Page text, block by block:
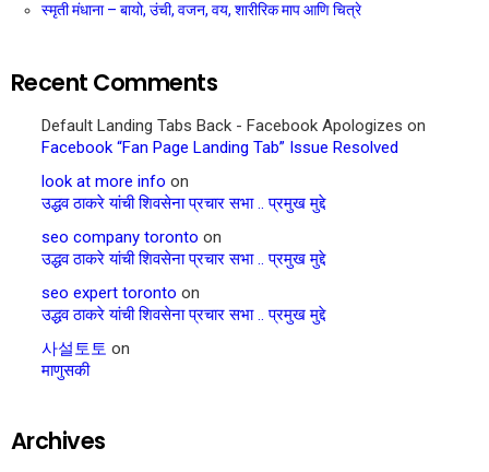
स्मृती मंधाना – बायो, उंची, वजन, वय, शारीरिक माप आणि चित्रे
Recent Comments
Default Landing Tabs Back - Facebook Apologizes on
Facebook “Fan Page Landing Tab” Issue Resolved
look at more info on
उद्धव ठाकरे यांची शिवसेना प्रचार सभा .. प्रमुख मुद्दे
seo company toronto on
उद्धव ठाकरे यांची शिवसेना प्रचार सभा .. प्रमुख मुद्दे
seo expert toronto on
उद्धव ठाकरे यांची शिवसेना प्रचार सभा .. प्रमुख मुद्दे
사설토토 on
माणुसकी
Archives